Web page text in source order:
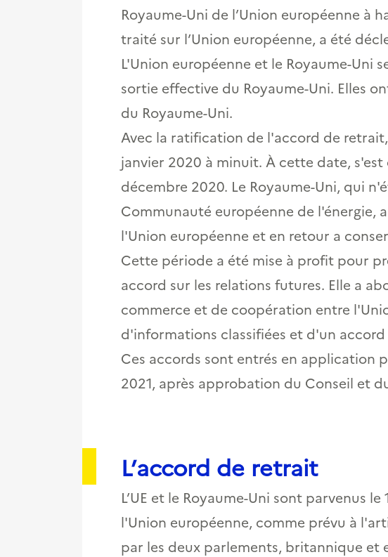
Royaume-Uni de l’Union européenne à
traité sur l’Union européenne, a été
L'Union européenne et le Royaume-Uni
sortie effective du Royaume-Uni. Elles
du Royaume-Uni.
Avec la ratification de l'accord de
janvier 2020 à minuit. À cette date,
décembre 2020. Le Royaume-Uni, qui
Communauté européenne de l'énergie,
l'Union européenne et en retour a
Cette période a été mise à profit pour
accord sur les relations futures. Elle a
commerce et de coopération entre
d'informations classifiées et d'un
Ces accords sont entrés en application
2021, après approbation du Conseil et
L’accord de retrait
L’UE et le Royaume-Uni sont parvenus
l'Union européenne, comme prévu à
par les deux parlements, britannique et